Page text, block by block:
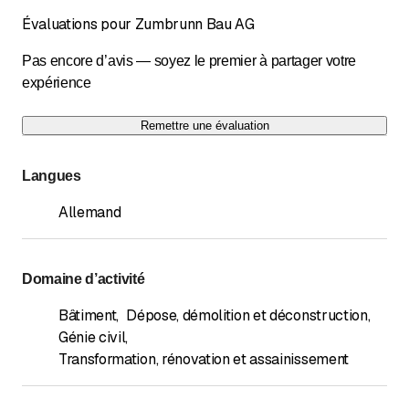
Évaluations pour Zumbrunn Bau AG
Pas encore d’avis — soyez le premier à partager votre
expérience
Remettre une évaluation
Langues
Allemand
Domaine d’activité
Bâtiment, Dépose, démolition et déconstruction,
Génie civil,
Transformation, rénovation et assainissement